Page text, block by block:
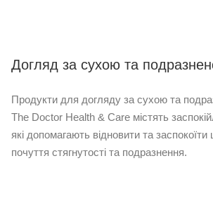
Догляд за сухою та
Продукти для догляду за сухою та
The Doctor Health & Care містять
які допомагають відновити та
почуття стягнутості та подразнення.